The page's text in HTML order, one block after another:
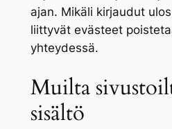
ajan. Mikäli kirjaudut
liittyvät evästeet
yhteydessä.
Muilta
sisältö